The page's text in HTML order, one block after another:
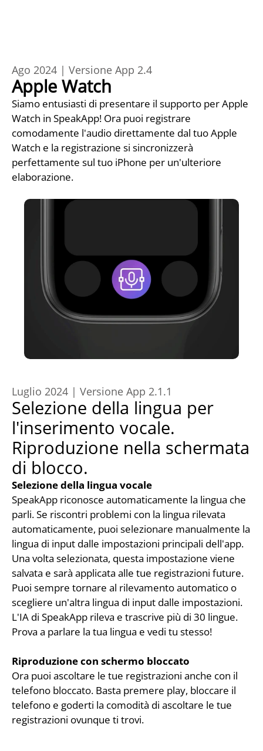
Ago 2024 | Versione App 2.4
Apple Watch
Siamo entusiasti di presentare il supporto per Apple
Watch in SpeakApp! Ora puoi registrare
comodamente l'audio direttamente dal tuo Apple
Watch e la registrazione si sincronizzerà
perfettamente sul tuo iPhone per un'ulteriore
elaborazione.
Luglio 2024 | Versione App 2.1.1
Selezione della lingua per
l'inserimento vocale.
Riproduzione nella schermata
di blocco.
Selezione della lingua vocale
SpeakApp riconosce automaticamente la lingua che
parli. Se riscontri problemi con la lingua rilevata
automaticamente, puoi selezionare manualmente la
lingua di input dalle impostazioni principali dell'app.
Una volta selezionata, questa impostazione viene
salvata e sarà applicata alle tue registrazioni future.
Puoi sempre tornare al rilevamento automatico o
scegliere un'altra lingua di input dalle impostazioni.
L'IA di SpeakApp rileva e trascrive più di 30 lingue.
Prova a parlare la tua lingua e vedi tu stesso!
Riproduzione con schermo bloccato
Ora puoi ascoltare le tue registrazioni anche con il
telefono bloccato. Basta premere play, bloccare il
telefono e goderti la comodità di ascoltare le tue
registrazioni ovunque ti trovi.